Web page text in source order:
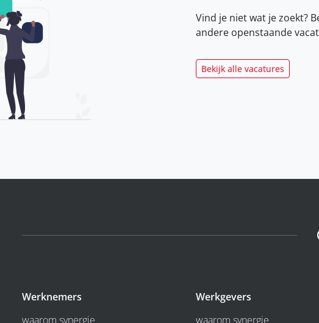
Vind je niet wat je zoekt?
andere openstaande
Bekijk alle vacatures
Werknemers
waarom synergie
Werkgevers
waarom synergie